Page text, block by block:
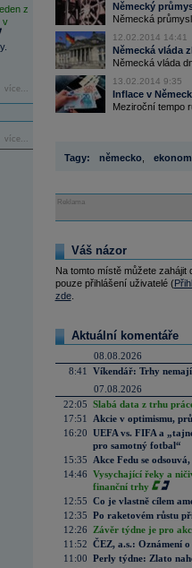
z
v
více...
více...
Německý
Německá
12.02.2014 14:41
Německá vláda
Německá vláda
13.02.2014 9:35
Inflace v
Meziroční tempo
Tagy: německo,
Reklama
Váš názor
Na tomto místě můžete
pouze přihlášení uživatelé (
zde.
Aktuální komentáře
08.08.2026
8:41
Víkendář: Trhy
07.08.2026
22:05 Slabá data z trhu
17:51
Akcie v optimismu,
16:20 UEFA vs. FIFA a
pro samotný fotbal“
15:35
Akce Fedu se
14:46 Vysychající řeky a
finanční trhy
12:55 Co je vlastně cílem
12:35 Po raketovém růstu
12:26
Závěr týdne je pro
11:52 ČEZ, a.s.: Oznámení
11:00 Perly týdne: Zlato